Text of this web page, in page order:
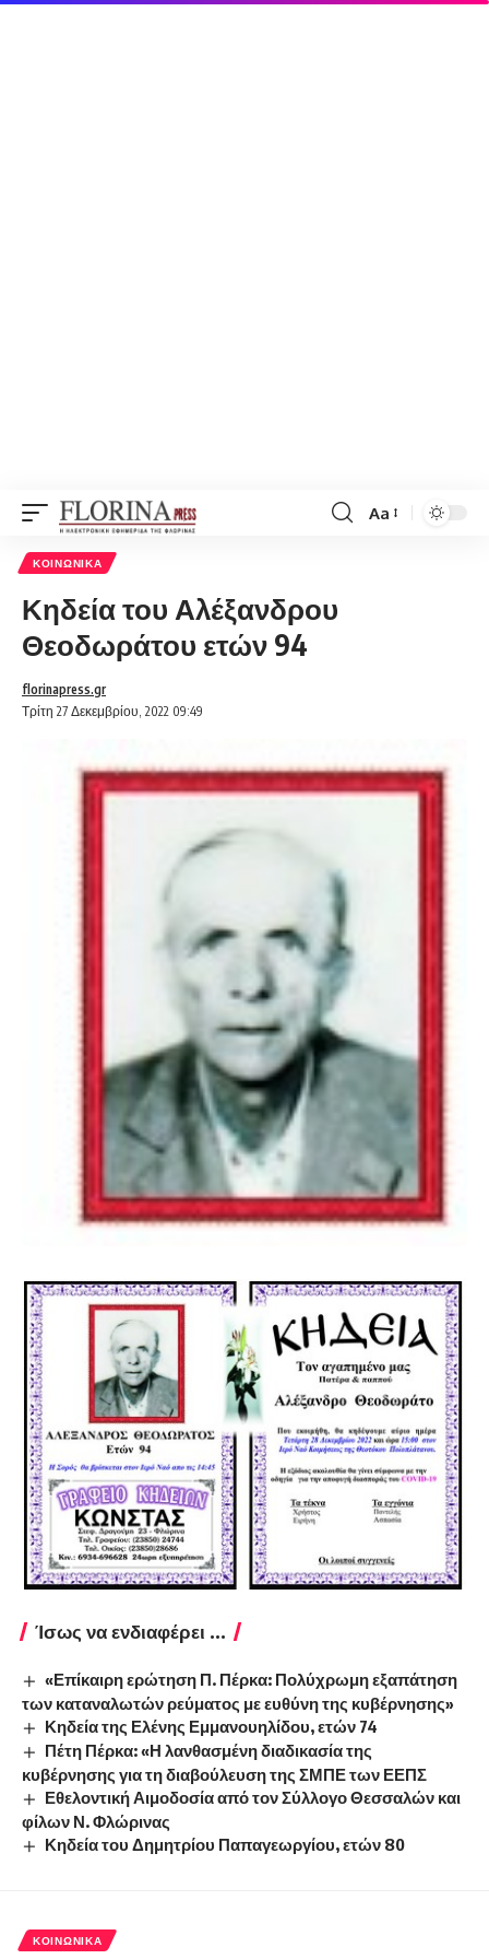
Font
Aa
ΚΟΙΝΩΝΙΚΆ
Κηδεία του Αλέξανδρου
Θεοδωράτου ετών 94
Τρίτη 27 Δεκεμβρίου, 2022 09:49
florinapress.gr
Ίσως να ενδιαφέρει ...
«Επίκαιρη ερώτηση Π. Πέρκα: Πολύχρωμη εξαπάτηση
των καταναλωτών ρεύματος με ευθύνη της κυβέρνησης»
Κηδεία της Ελένης Εμμανουηλίδου, ετών 74
Πέτη Πέρκα: «Η λανθασμένη διαδικασία της
κυβέρνησης για τη διαβούλευση της ΣΜΠΕ των ΕΕΠΣ
Εθελοντική Αιμοδοσία από τον Σύλλογο Θεσσαλών και
φίλων Ν. Φλώρινας
Κηδεία του Δημητρίου Παπαγεωργίου, ετών 80
ΚΟΙΝΩΝΙΚΆ